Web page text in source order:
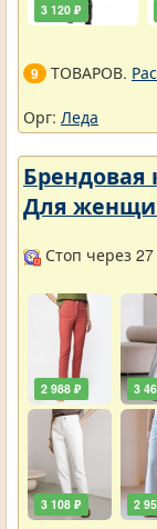
3 120 ₽
9 ТОВАРОВ.
Орг: Леда
Брендовая
Для
Стоп через
2 988 ₽
3 108 ₽
3
2